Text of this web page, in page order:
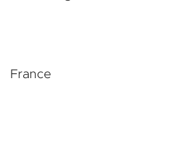
France